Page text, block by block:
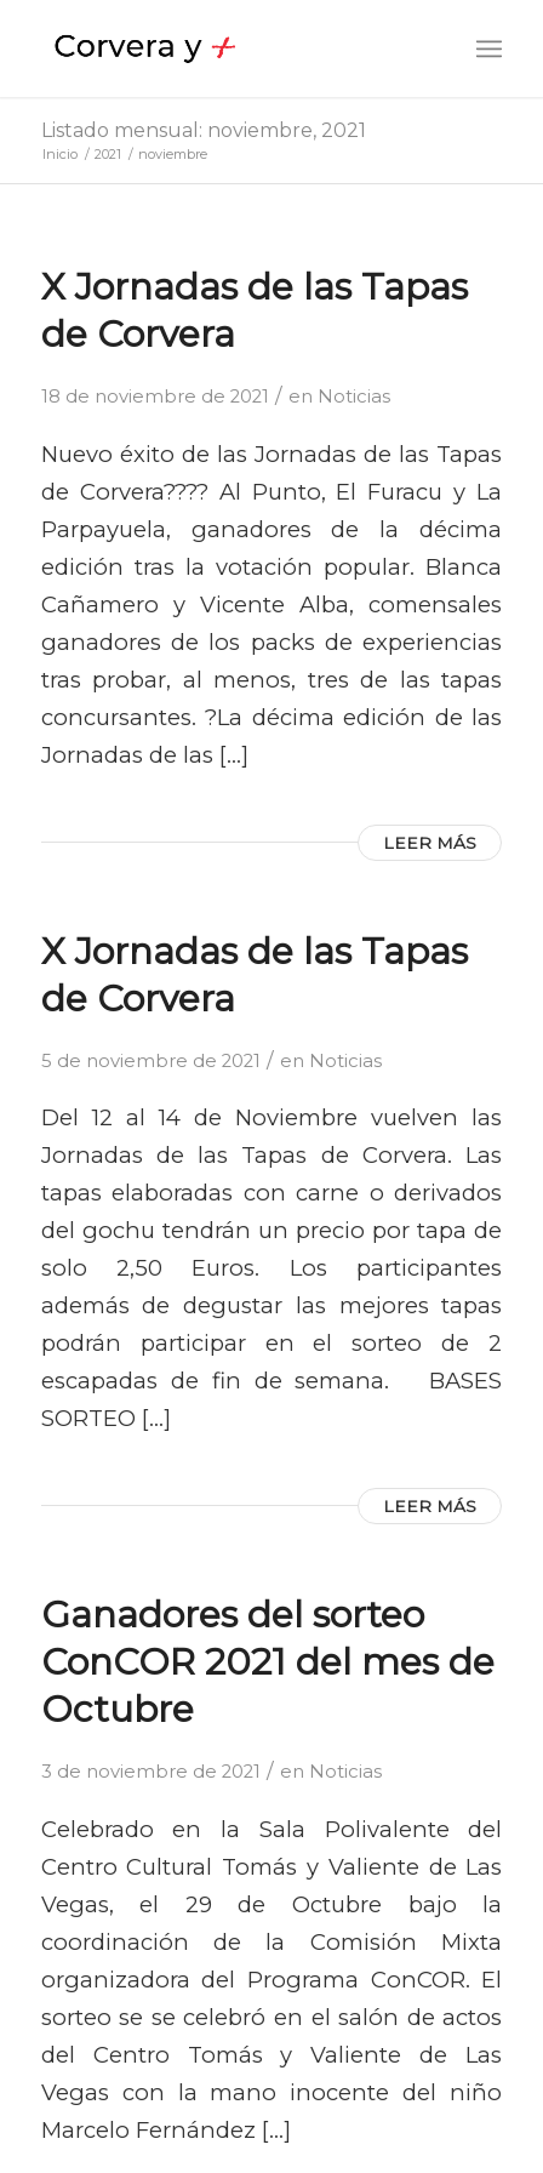
Listado mensual: noviembre, 2021
Inicio / 2021 / noviembre
X Jornadas de las Tapas
de Corvera
18 de noviembre de 2021 / en Noticias
Nuevo éxito de las Jornadas de las Tapas
de Corvera?‍??‍? Al Punto, El Furacu y La
Parpayuela, ganadores de la décima
edición tras la votación popular. Blanca
Cañamero y Vicente Alba, comensales
ganadores de los packs de experiencias
tras probar, al menos, tres de las tapas
concursantes. ?La décima edición de las
Jornadas de las […]
LEER MÁS
X Jornadas de las Tapas
de Corvera
5 de noviembre de 2021 / en Noticias
Del 12 al 14 de Noviembre vuelven las
Jornadas de las Tapas de Corvera. Las
tapas elaboradas con carne o derivados
del gochu tendrán un precio por tapa de
solo 2,50 Euros. Los participantes
además de degustar las mejores tapas
podrán participar en el sorteo de 2
escapadas de fin de semana. BASES
SORTEO […]
LEER MÁS
Ganadores del sorteo
ConCOR 2021 del mes de
Octubre
3 de noviembre de 2021 / en Noticias
Celebrado en la Sala Polivalente del
Centro Cultural Tomás y Valiente de Las
Vegas, el 29 de Octubre bajo la
coordinación de la Comisión Mixta
organizadora del Programa ConCOR. El
sorteo se se celebró en el salón de actos
del Centro Tomás y Valiente de Las
Vegas con la mano inocente del niño
Marcelo Fernández […]